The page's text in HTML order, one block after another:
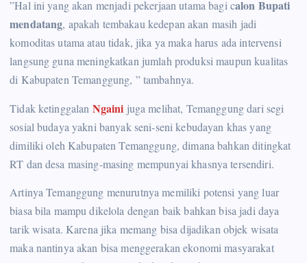
”Hal ini yang akan menjadi pekerjaan utama bagi calon Bupati
mendatang, apakah tembakau kedepan akan masih jadi
komoditas utama atau tidak, jika ya maka harus ada intervensi
langsung guna meningkatkan jumlah produksi maupun kualitas
di Kabupaten Temanggung, ” tambahnya.
Tidak ketinggalan Ngaini juga melihat, Temanggung dari segi
sosial budaya yakni banyak seni-seni kebudayan khas yang
dimiliki oleh Kabupaten Temanggung, dimana bahkan ditingkat
RT dan desa masing-masing mempunyai khasnya tersendiri.
Artinya Temanggung menurutnya memiliki potensi yang luar
biasa bila mampu dikelola dengan baik bahkan bisa jadi daya
tarik wisata. Karena jika memang bisa dijadikan objek wisata
maka nantinya akan bisa menggerakan ekonomi masyarakat